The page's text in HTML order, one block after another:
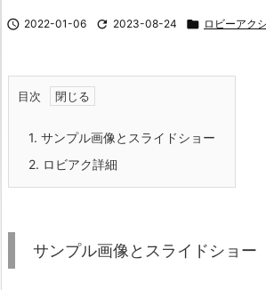
 2022-01-06  2023-08-24  ロビーアク
目次
1. サンプル画像とスライドショー
2. ロビアク詳細
サンプル画像とスライドショー